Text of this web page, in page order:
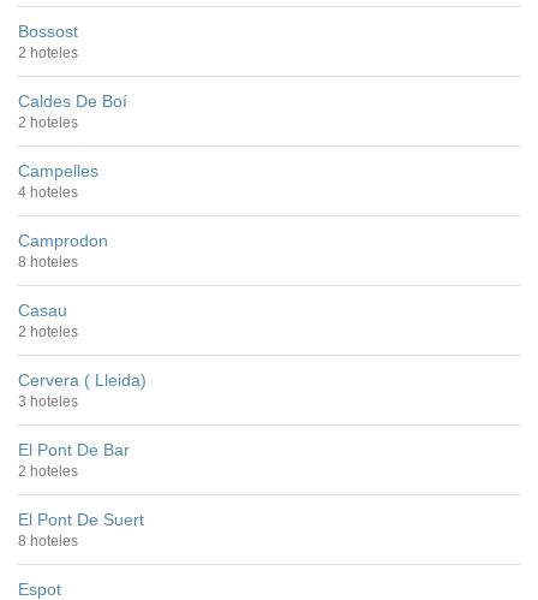
Bossost
2 hoteles
Caldes De Boí
2 hoteles
Campelles
4 hoteles
Camprodon
8 hoteles
Casau
2 hoteles
Cervera ( Lleida)
3 hoteles
El Pont De Bar
2 hoteles
El Pont De Suert
8 hoteles
Espot